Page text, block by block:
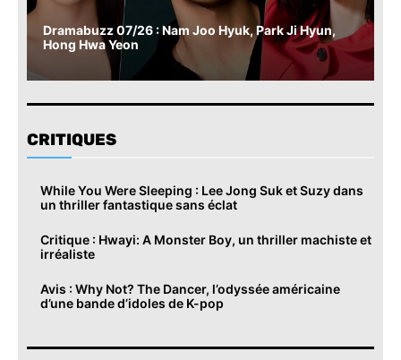
Dramabuzz 07/26 : Nam Joo Hyuk, Park Ji Hyun,
Hong Hwa Yeon
CRITIQUES
While You Were Sleeping : Lee Jong Suk et Suzy dans
un thriller fantastique sans éclat
Critique : Hwayi: A Monster Boy, un thriller machiste et
irréaliste
Avis : Why Not? The Dancer, l’odyssée américaine
d’une bande d’idoles de K-pop